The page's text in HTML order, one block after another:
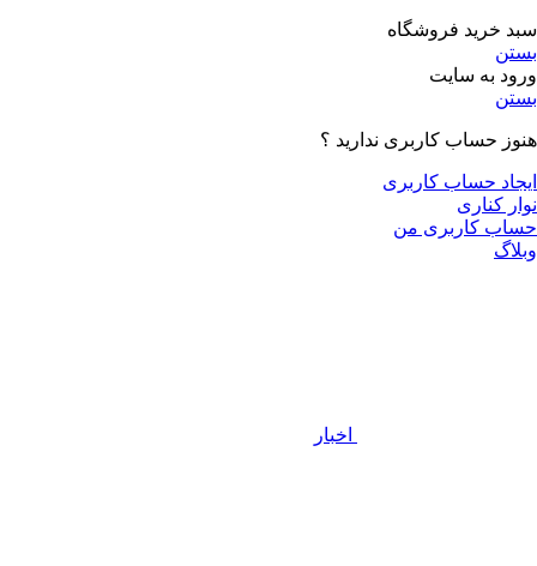
سبد خرید فروشگاه
بستن
ورود به سایت
بستن
هنوز حساب کاربری ندارید ؟
ایجاد حساب کاربری
نوار کناری
حساب کاربری من
وبلاگ
اخبار